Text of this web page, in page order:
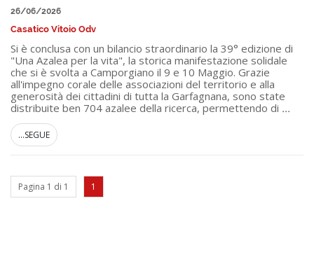
26/06/2026
Casatico Vitoio Odv
Si è conclusa con un bilancio straordinario la 39° edizione di
"Una Azalea per la vita", la storica manifestazione solidale
che si è svolta a Camporgiano il 9 e 10 Maggio. Grazie
all'impegno corale delle associazioni del territorio e alla
generosità dei cittadini di tutta la Garfagnana, sono state
distribuite ben 704 azalee della ricerca, permettendo di ...
...SEGUE
Pagina 1 di 1 1